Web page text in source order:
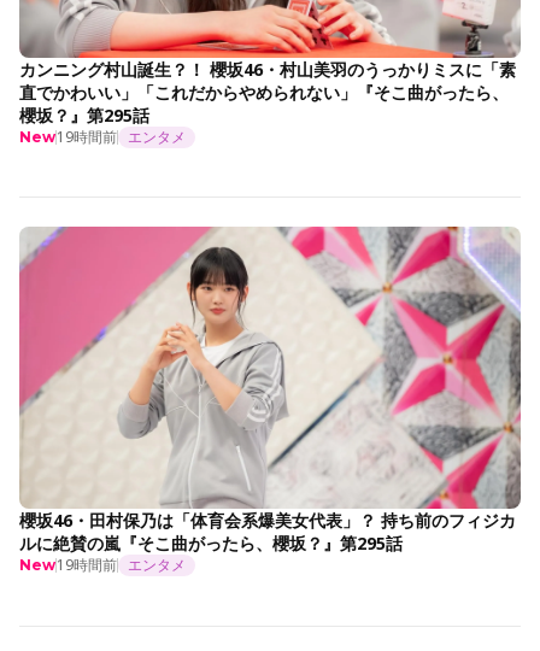
カンニング村山誕生？！ 櫻坂46・村山美羽のうっかりミスに「素
直でかわいい」「これだからやめられない」『そこ曲がったら、
櫻坂？』第295話
New19時間前 エンタメ
櫻坂46・田村保乃は「体育会系爆美女代表」？ 持ち前のフィジカ
ルに絶賛の嵐『そこ曲がったら、櫻坂？』第295話
New19時間前 エンタメ